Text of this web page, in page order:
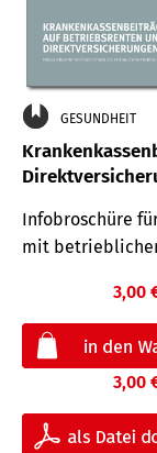
GESUNDHEIT
Infobroschüre
mit
3,00
3,00